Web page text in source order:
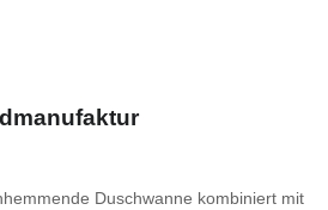
Duschwanne kombiniert mit